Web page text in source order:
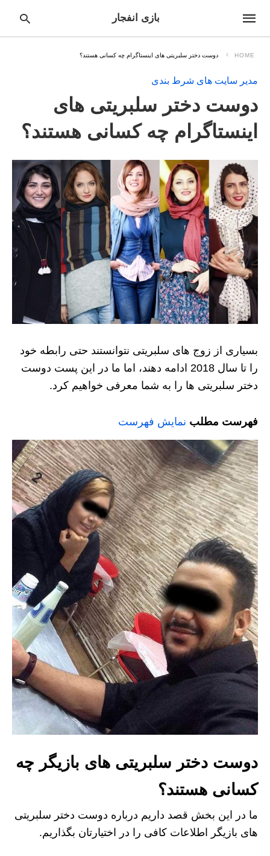
بازی انفجار
HOME دوست دختر سلبریتی های اینستاگرام چه کسانی هستند؟
مدیر سایت های شرط بندی
دوست دختر سلبریتی های
اینستاگرام چه کسانی هستند؟
بسیاری از زوج های سلبریتی نتوانستند حتی رابطه خود
را تا سال 2018 ادامه دهند، اما ما در این پست دوست
دختر سلبریتی ها را به شما معرفی خواهیم کرد.
فهرست مطلب نمایش فهرست
دوست دختر سلبریتی های بازیگر چه
کسانی هستند؟
ما در این بخش قصد داریم درباره دوست دختر سلبریتی
های بازیگر اطلاعات کافی را در اختیارتان بگذاریم.